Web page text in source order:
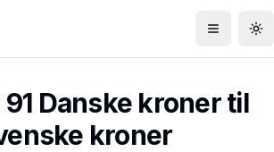
Åbn menu
Danske kroner til
kroner